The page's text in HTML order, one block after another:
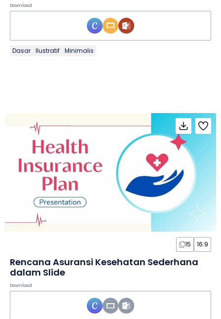
Download
Dasar Ilustratif Minimalis
15 16:9
Rencana Asuransi Kesehatan Sederhana
dalam Slide
Download